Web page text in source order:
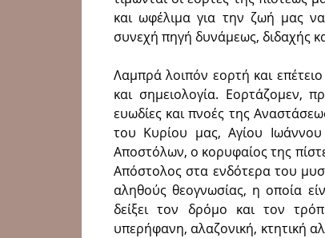
και ωφέλιμα για την ζωή μας
συνεχή πηγή δυνάμεως, διδαχής
Λαμπρά λοιπόν εορτή και επέτειο
και σημειολογία. Εορτάζομεν,
ευωδίες και πνοές της
του Κυρίου μας, Αγίου
Αποστόλων, ο κορυφαίος της
Απόστολος στα ενδότερα του
αληθούς θεογνωσίας, η οποία
δείξει τον δρόμο και τον
υπερήφανη, αλαζονική, κτητική